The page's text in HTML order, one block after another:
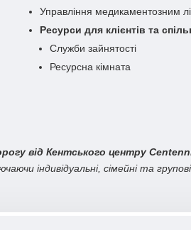
Управління медикаментозним
Ресурси для клієнтів та
Служби зайнятості
Ресурсна кімната
від Кентського центру
індивідуальні, сімейні та